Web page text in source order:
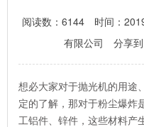
阅读数：6144 时间：
有限公司
分享到
想必大家对于抛光机的用途
定的了解，那对于粉尘爆炸
工铝件、锌件，这些材料产